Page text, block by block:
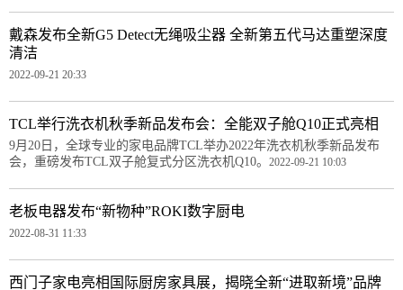
戴森发布全新G5 Detect无绳吸尘器 全新第五代马达重塑深度
清洁
2022-09-21 20:33
TCL举行洗衣机秋季新品发布会：全能双子舱Q10正式亮相
9月20日，全球专业的家电品牌TCL举办2022年洗衣机秋季新品发布
会，重磅发布TCL双子舱复式分区洗衣机Q10。 2022-09-21 10:03
老板电器发布“新物种”ROKI数字厨电
2022-08-31 11:33
西门子家电亮相国际厨房家具展，揭晓全新“进取新境”品牌